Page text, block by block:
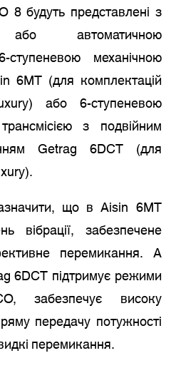
8 будуть представлені з
або автоматичною
ступеневою механічною
6МТ (для комплектацій
або 6-ступеневою
з подвійним
Getrag 6DCT (для
що в Aisin 6МТ
вібрації, забезпечене
перемикання. А
6DCT підтримує режими
забезпечує високу
передачу потужності
перемикання.